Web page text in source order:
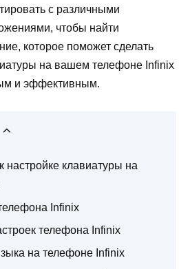
с различными
чтобы найти
которое поможет сделать
на вашем телефоне Infinix
и эффективным.
настройке клавиатуры на
Infinix
телефона Infinix
на телефоне Infinix